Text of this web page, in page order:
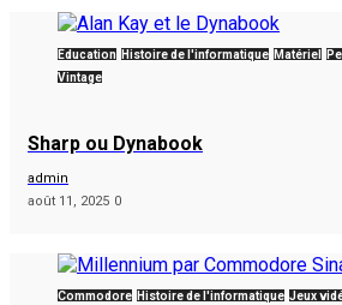
Éducation Histoire de l'informatique Matériel
Vintage
Sharp ou Dynabook
admin
août 11, 2025 0
Commodore Histoire de l'informatique Jeux